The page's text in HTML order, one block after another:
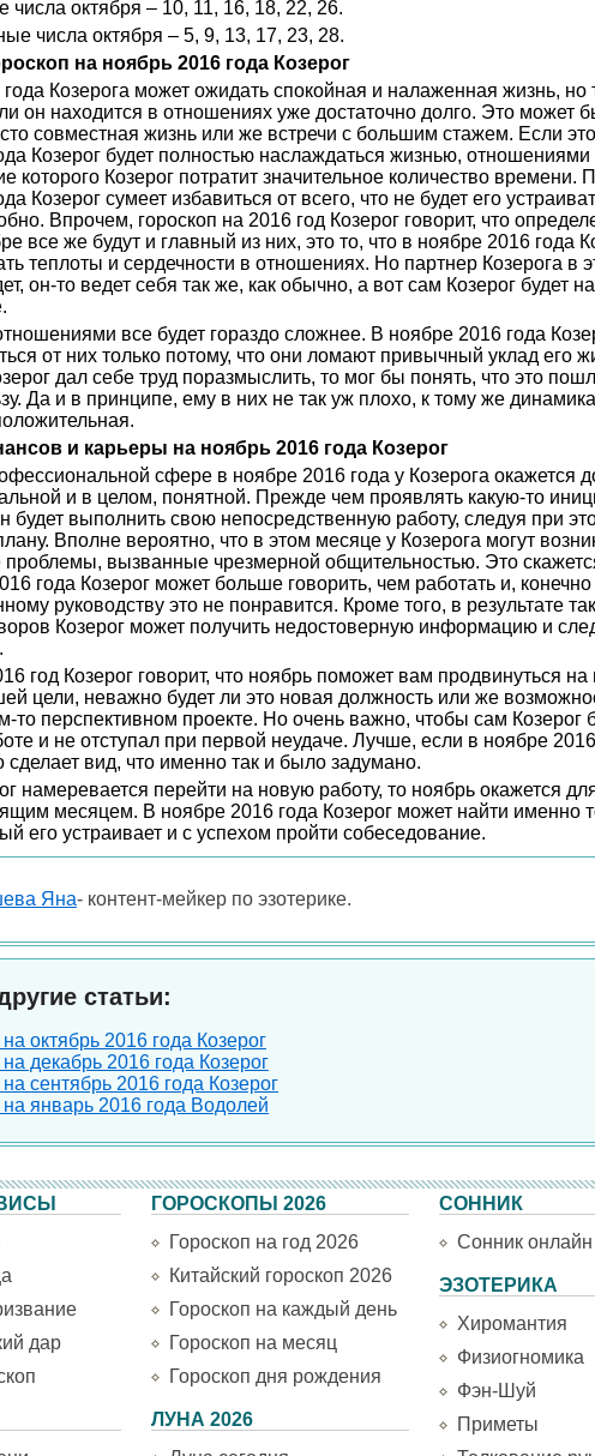
числа октября – 10, 11, 16, 18, 22, 26.
числа октября – 5, 9, 13, 17, 23, 28.
на ноябрь 2016 года Козерог
Козерога может ожидать спокойная и налаженная жизнь, но
он находится в отношениях уже достаточно долго. Это может
совместная жизнь или же встречи с большим стажем. Если это
Козерог будет полностью наслаждаться жизнью,
которого Козерог потратит значительное количество времени.
Козерог сумеет избавиться от всего, что не будет его
Впрочем, гороскоп на 2016 год Козерог говорит, что
все же будут и главный из них, это то, что в ноябре 2016 года
теплоты и сердечности в отношениях. Но партнер Козерога в
он-то ведет себя так же, как обычно, а вот сам Козерог будет
все будет гораздо сложнее. В ноябре 2016 года
от них только потому, что они ломают привычный уклад его
дал себе труд поразмыслить, то мог бы понять, что это
Да и в принципе, ему в них не так уж плохо, к тому же динамика
и карьеры на ноябрь 2016 года Козерог
сфере в ноябре 2016 года у Козерога окажется
и в целом, понятной. Прежде чем проявлять какую-то
будет выполнить свою непосредственную работу, следуя при
Вполне вероятно, что в этом месяце у Козерога могут
вызванные чрезмерной общительностью. Это
года Козерог может больше говорить, чем работать и, конечно
руководству это не понравится. Кроме того, в результате
Козерог может получить недостоверную информацию и
год Козерог говорит, что ноябрь поможет вам продвинуться на
цели, неважно будет ли это новая должность или же
то перспективном проекте. Но очень важно, чтобы сам Козерог
и не отступал при первой неудаче. Лучше, если в ноябре
сделает вид, что именно так и было задумано.
намеревается перейти на новую работу, то ноябрь окажется
месяцем. В ноябре 2016 года Козерог может найти именно
его устраивает и с успехом пройти собеседование.
Яна- контент-мейкер по эзотерике.
статьи:
на октябрь 2016 года Козерог
на декабрь 2016 года Козерог
на сентябрь 2016 года Козерог
на январь 2016 года Водолей
дар
ГОРОСКОПЫ 2026
Гороскоп на год 2026
Китайский гороскоп 2026
Гороскоп на каждый день
Гороскоп на месяц
Гороскоп дня рождения
ЛУНА 2026
СОННИК
Сонник онлайн
ЭЗОТЕРИКА
Хиромантия
Физиогномика
Фэн-Шуй
Приметы